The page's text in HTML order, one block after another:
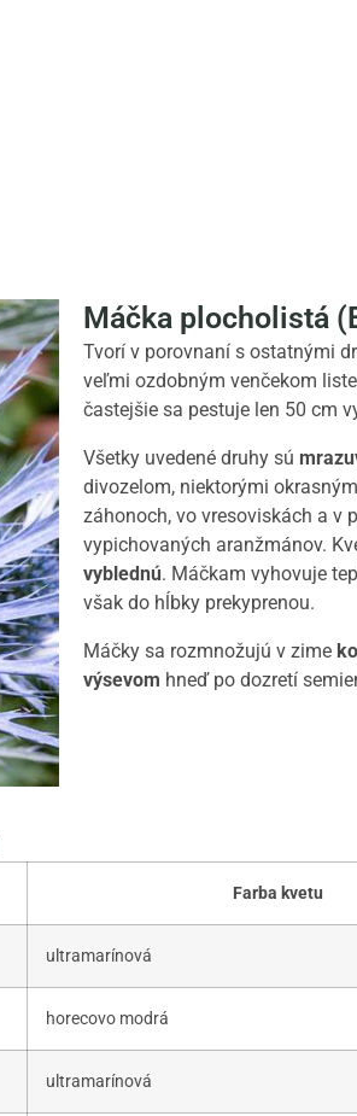
Máčka plocholistá
Tvorí v porovnaní s ostatnými
veľmi ozdobným venčekom
častejšie sa pestuje len 50 cm
Všetky uvedené druhy sú
divozelom, niektorými
záhonoch, vo vresoviskách a v
vypichovaných aranžmánov.
vyblednú. Máčkam vyhovuje
však do hĺbky prekyprenou.
Máčky sa rozmnožujú v zime
výsevom hneď po dozretí
Farba kvetu
ultramarínová
horecovo modrá
ultramarínová